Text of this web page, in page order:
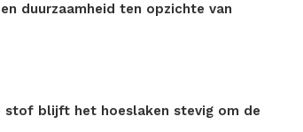
duurzaamheid ten opzichte van
stof blijft het hoeslaken stevig om de